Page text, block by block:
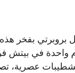
بروبرتي بفخر
عصرية،